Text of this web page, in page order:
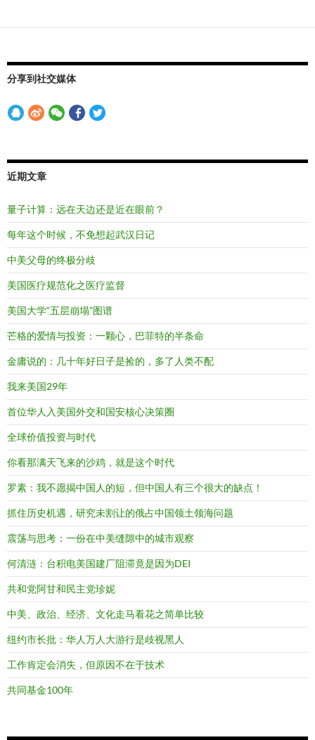
分享到社交媒体
近期文章
量子计算：远在天边还是近在眼前？
每年这个时候，不免想起武汉日记
中美父母的终极分歧
美国医疗规范化之医疗监督
美国大学“五层崩塌”图谱
芒格的爱情与投资：一颗心，巴菲特的半条命
金庸说的：几十年好日子是捡的，多了人类不配
我来美国29年
首位华人入美国外交和国安核心决策圈
全球价值投资与时代
你看那满天飞来的沙鸡，就是这个时代
罗素：我不愿揭中国人的短，但中国人有三个很大的缺点！
抓住历史机遇，研究未割让的俄占中国领土领海问题
震荡与思考：一份在中美缝隙中的城市观察
何清涟：台积电美国建厂阻滞竟是因为DEI
共和党阿甘和民主党珍妮
中美、政治、经济、文化走马看花之简单比较
纽约市长批：华人万人大游行是歧视黑人
工作肯定会消失，但原因不在于技术
共同基金100年